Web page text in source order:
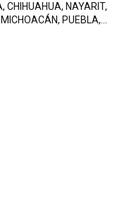
CHIHUAHUA, NAYARIT,
PUEBLA,...